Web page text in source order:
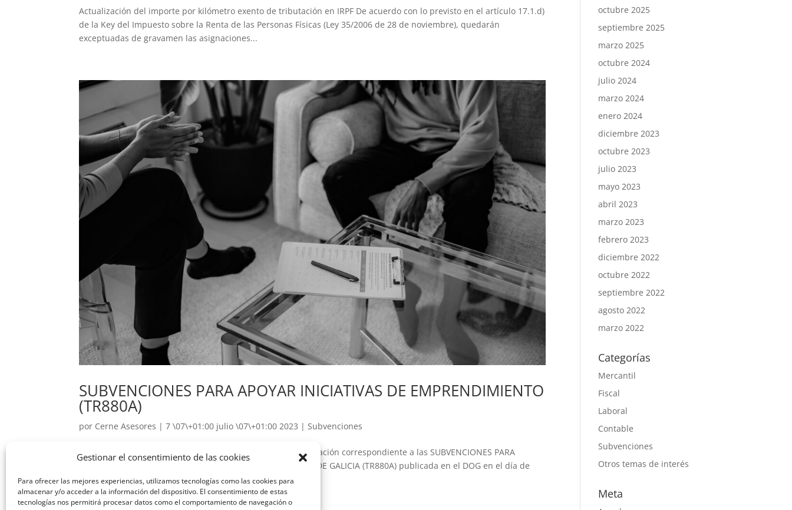
Gestionar el consentimiento de las cookies
Para ofrecer las mejores experiencias, utilizamos tecnologías como las cookies para
almacenar y/o acceder a la información del dispositivo. El consentimiento de estas
tecnologías nos permitirá procesar datos como el comportamiento de navegación o
Actualización del importe por kilómetro exento de tributación en IRPF De acuerdo con lo previsto en el artículo 17.1.d)
de la Key del Impuesto sobre la Renta de las Personas Físicas (Ley 35/2006 de 28 de noviembre), quedarán
exceptuadas de gravamen las asignaciones...
SUBVENCIONES PARA APOYAR INICIATIVAS DE EMPRENDIMIENTO
(TR880A)
por Cerne Asesores |7 \07\+01:00 julio \07\+01:00 2023 |Subvenciones
A continuación dejamos el enlace de acceso a toda la información correspondiente a las SUBVENCIONES PARA
APOYAR LAS INICIATIVAS DE EMPRENDIMIENTO EN LA CCAA DE GALICIA (TR880A) publicada en el DOG en el día de
hoy Orden de...
octubre 2025
septiembre 2025
marzo 2025
octubre 2024
julio 2024
marzo 2024
enero 2024
diciembre 2023
octubre 2023
julio 2023
mayo 2023
abril 2023
marzo 2023
febrero 2023
diciembre 2022
octubre 2022
septiembre 2022
agosto 2022
marzo 2022
Categorías
Mercantil
Fiscal
Laboral
Contable
Subvenciones
Otros temas de interés
Meta